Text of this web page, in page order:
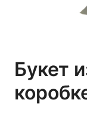
Букет